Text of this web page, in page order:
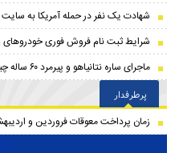
شهادت یک نفر در حمله آمریکا به سایت
شرایط ثبت نام فروش فوری خودرو‌های
ماجرای ساره نتانیاهو و پیرمرد ۶۰ ساله چیست؟
پرطرفدار
زمان پرداخت معوقات فروردین و